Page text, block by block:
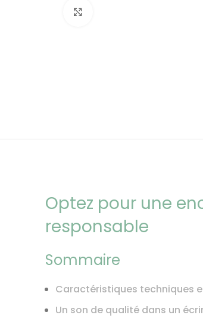
Optez pour une
responsable
Sommaire
Caractéristiques techniques
Un son de qualité dans un